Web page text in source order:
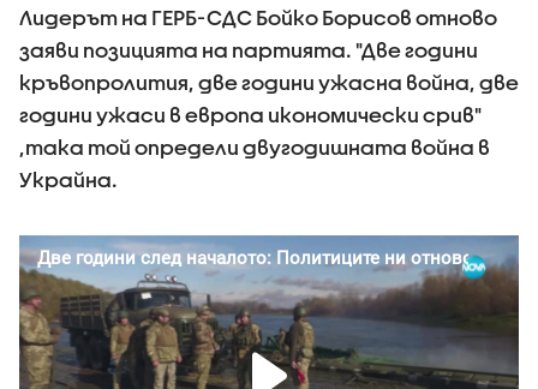
Лидерът на ГЕРБ-СДС Бойко Борисов отново
заяви позицията на партията. "Две години
кръвопролития, две години ужасна война, две
години ужаси в европа икономически срив"
,така той определи двугодишната война в
Украйна.